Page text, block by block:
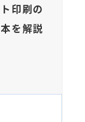
印刷の
を解説